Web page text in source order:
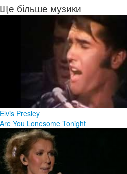
Ще більше музики
Elvis Presley
Are You Lonesome Tonight